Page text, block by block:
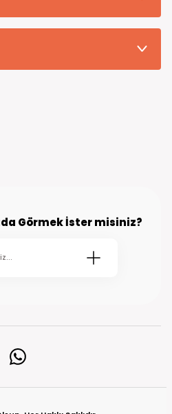
Görmek İster misiniz?